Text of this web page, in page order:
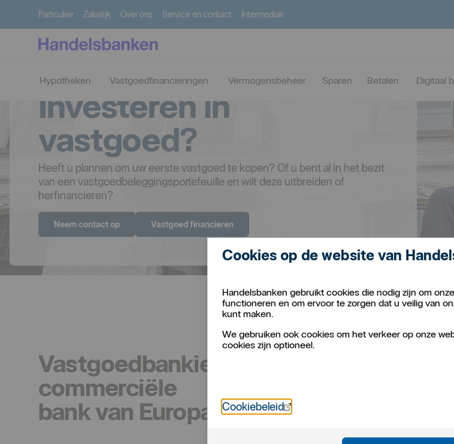
Cookies op de website van
Handelsbanken gebruikt cookies die nodig zijn om
functioneren en om ervoor te zorgen dat u veilig van
kunt maken.
We gebruiken ook cookies om het verkeer op onze
cookies zijn optioneel.
Cookiebeleid Öppnas i nytt fönster
Particulier Zakelijk Over ons Service en contact Intermediair
Hypotheken Vastgoedfinancieringen Vermogensbeheer Sparen Betalen Digitaal
Investeren in
vastgoed?
Heeft u plannen om uw eerste vastgoed te kopen? Of u bent al in het bezit
van een vastgoedbeleggingsportefeuille en wilt deze uitbreiden of
herfinancieren?
Neem contact op Vastgoed financieren
Vastgoedbankieren bij de veiligste
commerciële
bank van Europa.